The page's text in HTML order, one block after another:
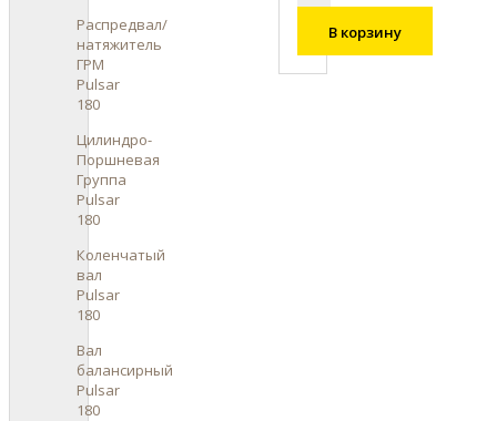
Распредвал/
натяжитель
ГРМ
Pulsar
180
Цилиндро-
Поршневая
Группа
Pulsar
180
Коленчатый
вал
Pulsar
180
Вал
балансирный
Pulsar
180
В корзину